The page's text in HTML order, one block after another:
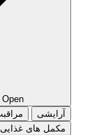
Open دسته بندی ها
آرایشی
مکمل های غذایی